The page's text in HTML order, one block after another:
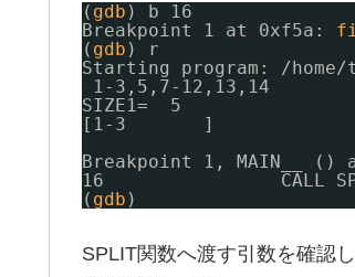
( gdb ) b 16
Breakpoint 1 at 0xf5a:
( gdb ) r
Starting program: /
1-3,5,7-12,13,14
SIZE1=  5
[1-3       ]
Breakpoint 1, MAIN__
16                CALL
( gdb )
SPLIT関数へ渡す引数を確認